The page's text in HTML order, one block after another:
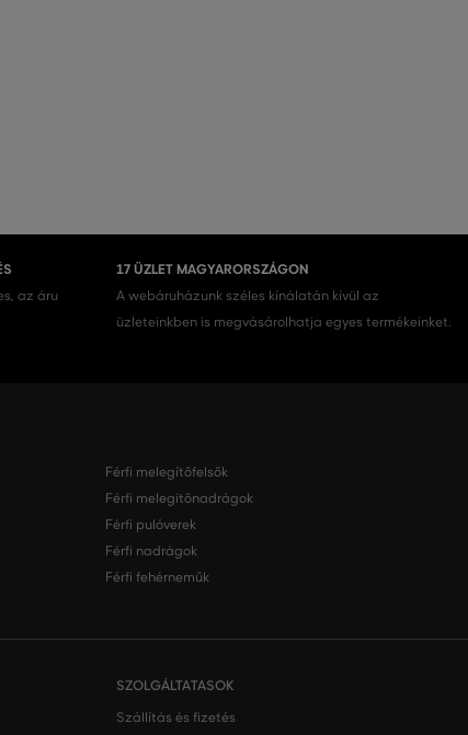
az áru
17 ÜZLET MAGYARORSZÁGON
A webáruházunk széles kínálatán kívül az
üzleteinkben is megvásárolhatja egyes termékeinket.
Férfi melegítőfelsők
Férfi melegítőnadrágok
Férfi pulóverek
Férfi nadrágok
Férfi fehérneműk
SZOLGÁLTATASOK
Szállítás és fizetés